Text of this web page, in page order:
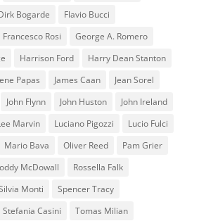
Bogarde
Flavio Bucci
Francesco Rosi
George A. Romero
Harrison Ford
Harry Dean Stanton
Papas James Caan
Jean Sorel
John Flynn John Huston
John Ireland
Marvin Luciano Pigozzi
Lucio Fulci
Mario Bava Oliver Reed
Pam Grier
McDowall
Rossella Falk
Monti
Spencer Tracy
Stefania Casini Tomas Milian